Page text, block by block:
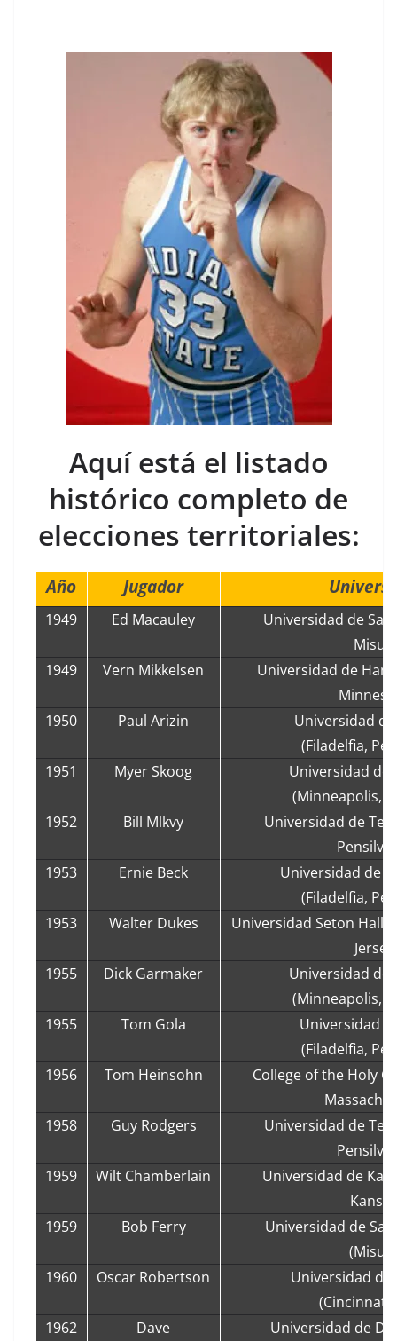
Aquí está el listado
histórico completo de
elecciones territoriales:
Año Jugador
1949 Ed Macauley
Universidad de San
1949
Vern Mikkelsen
Universidad de
1950
Paul Arizin
Universidad
(Filadelfia,
1951
Myer Skoog
Universidad de
(Minneapolis,
1952
Bill Mlkvy
Universidad de
1953
Ernie Beck
Universidad de
(Filadelfia,
1953
Walter Dukes
Universidad Seton Hall
1955
Dick Garmaker
Universidad de
(Minneapolis,
1955
Tom Gola
Universidad
(Filadelfia,
1956
Tom Heinsohn
College of the Holy
1958
Guy Rodgers
Universidad de
1959
Wilt Chamberlain
Universidad de
1959
Bob Ferry
Universidad de
1960
Oscar Robertson
Universidad de
1962
Dave
Universidad de